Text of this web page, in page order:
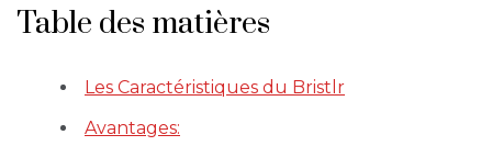
Table des matières
Les Caractéristiques du Bristlr
Avantages: